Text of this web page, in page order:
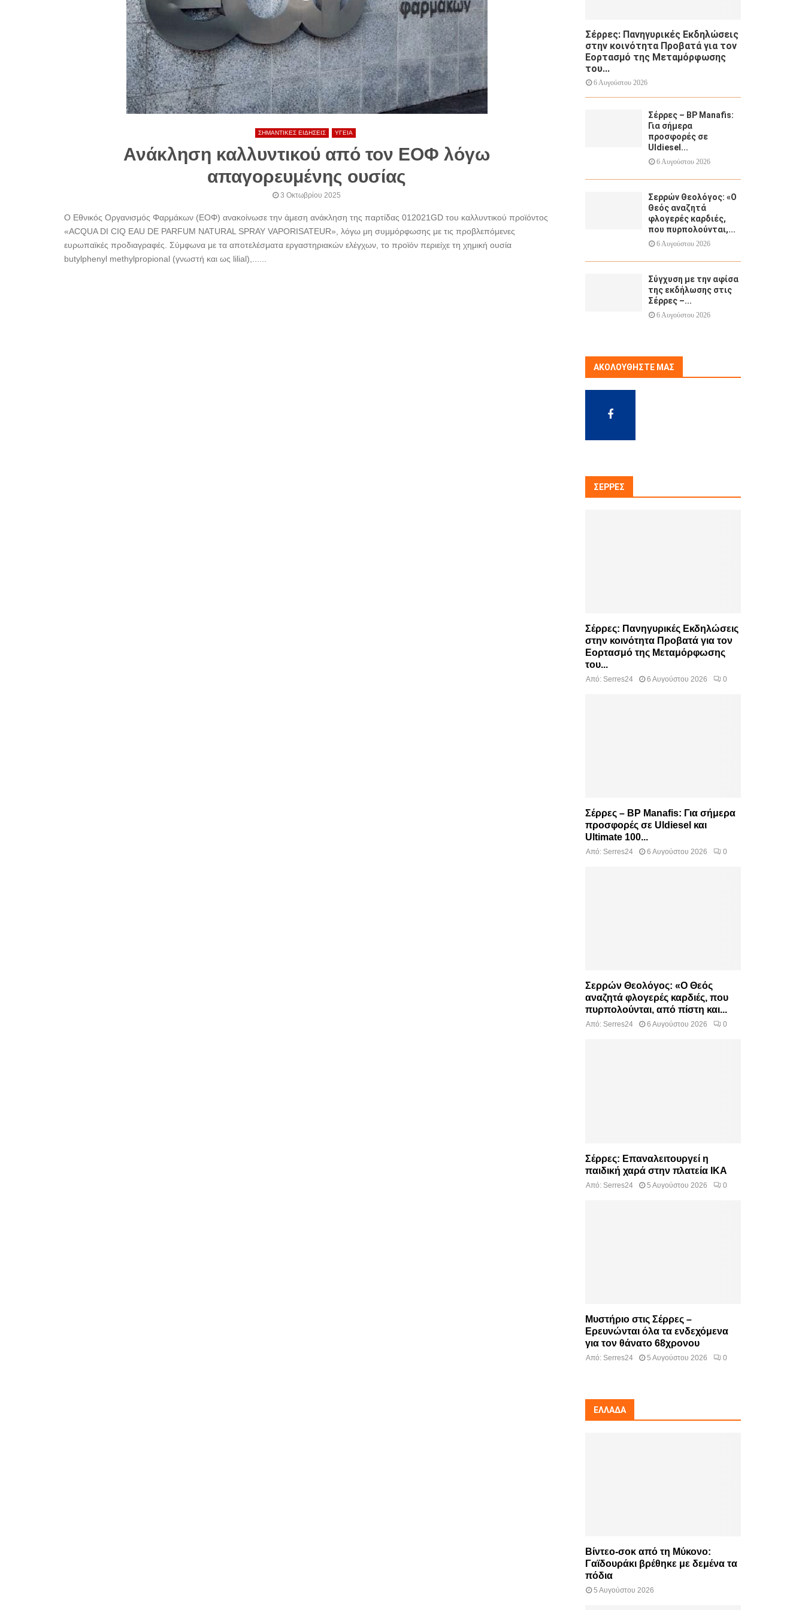
ΣΗΜΑΝΤΙΚΕΣ ΕΙΔΗΣΕΙΣ ΥΓΕΙΑ
Ανάκληση καλλυντικού από τον ΕΟΦ λόγω
απαγορευμένης ουσίας
3 Οκτωβρίου 2025
Ο Εθνικός Οργανισμός Φαρμάκων (ΕΟΦ) ανακοίνωσε την άμεση ανάκληση της παρτίδας 012021GD του καλλυντικού προϊόντος
«ACQUA DI CIQ EAU DE PARFUM NATURAL SPRAY VAPORISATEUR», λόγω μη συμμόρφωσης με τις προβλεπόμενες
ευρωπαϊκές προδιαγραφές. Σύμφωνα με τα αποτελέσματα εργαστηριακών ελέγχων, το προϊόν περιείχε τη χημική ουσία
butylphenyl methylpropional (γνωστή και ως lilial),......
Σέρρες: Πανηγυρικές Εκδηλώσεις
στην κοινότητα Προβατά για τον
Εορτασμό της Μεταμόρφωσης
του...
6 Αυγούστου 2026
Σέρρες – BP Manafis:
Για σήμερα
προσφορές σε
Uldiesel...
6 Αυγούστου 2026
Σερρών Θεολόγος: «Ο
Θεός αναζητά
φλογερές καρδιές,
που πυρπολούνται,...
6 Αυγούστου 2026
Σύγχυση με την αφίσα
της εκδήλωσης στις
Σέρρες –...
6 Αυγούστου 2026
ΑΚΟΛΟΥΘΉΣΤΕ ΜΑΣ
ΣΈΡΡΕΣ
Σέρρες: Πανηγυρικές Εκδηλώσεις
στην κοινότητα Προβατά για τον
Εορτασμό της Μεταμόρφωσης
του...
Από: Serres24 6 Αυγούστου 2026 0
Σέρρες – BP Manafis: Για σήμερα
προσφορές σε Uldiesel και
Ultimate 100...
Από: Serres24 6 Αυγούστου 2026 0
Σερρών Θεολόγος: «Ο Θεός
αναζητά φλογερές καρδιές, που
πυρπολούνται, από πίστη και...
Από: Serres24 6 Αυγούστου 2026 0
Σέρρες: Επαναλειτουργεί η
παιδική χαρά στην πλατεία ΙΚΑ
Από: Serres24 5 Αυγούστου 2026 0
Μυστήριο στις Σέρρες –
Ερευνώνται όλα τα ενδεχόμενα
για τον θάνατο 68χρονου
Από: Serres24 5 Αυγούστου 2026 0
ΕΛΛΆΔΑ
Βίντεο-σοκ από τη Μύκονο:
Γαϊδουράκι βρέθηκε με δεμένα τα
πόδια
5 Αυγούστου 2026